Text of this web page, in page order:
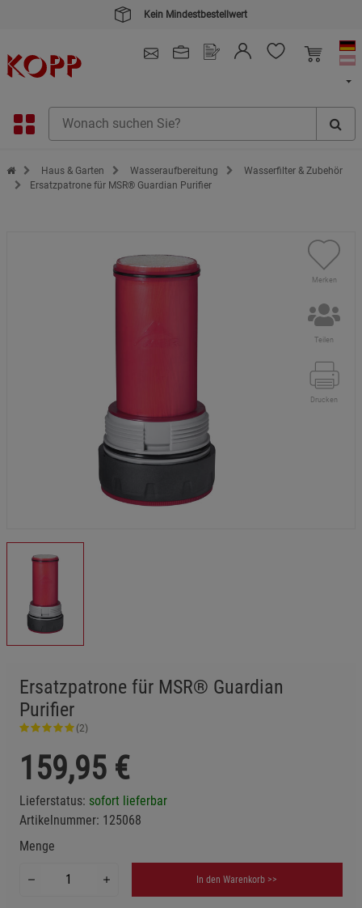
Kein Mindestbestellwert
Zur Startseite des Kopp Verlag Online-Shop
Haus & Garten Wasseraufbereitung
Wasserfilter & Zubehör
Ersatzpatrone für MSR® Guardian Purifier
Merken
Teilen
Drucken
Ersatzpatrone für MSR® Guardian
Purifier
(2)
159,95 €
Lieferstatus: sofort lieferbar
Artikelnummer: 125068
Menge
In den Warenkorb >>